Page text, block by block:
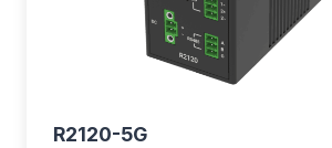
R2120-5G